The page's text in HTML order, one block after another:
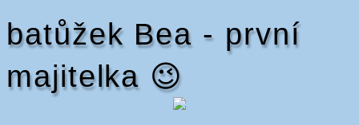
batůžek Bea - první
majitelka 😉